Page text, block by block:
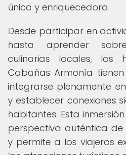
única y enriquecedora.
Desde participar en
hasta aprender
culinarias locales, los
Cabañas Armonía
integrarse plenamente
y establecer conexiones
habitantes. Esta
perspectiva auténtica
y permite a los viajeros